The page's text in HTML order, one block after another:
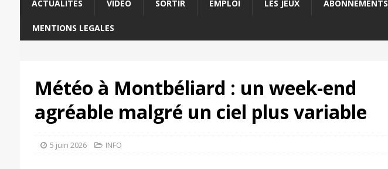
ACTUALITES VIDEO SORTIR EMPLOI LES JEUX ABONNEMENTS
MENTIONS LEGALES
Météo à Montbéliard : un week-end
agréable malgré un ciel plus variable
5 juin 2026 INFO